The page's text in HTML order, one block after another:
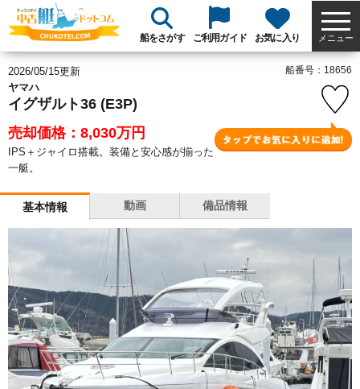
船をさがす ご利用ガイド お気に入り メニュー
2026/05/15更新
ヤマハ
イグザルト36 (E3P)
売却価格：8,030万円
IPS＋ジャイロ搭載。装備と安心感が揃った
一艇。
船番号：18656
基本情報 動画 備品情報